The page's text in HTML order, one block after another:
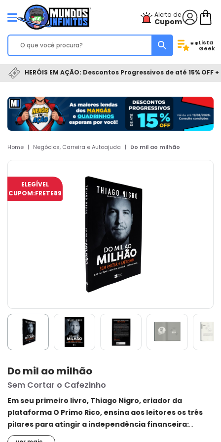
Alerta de
Cupom
**Lista
Geek
HERÓIS EM AÇÃO: Descontos Progressivos de até 15% OFF
Home | Negócios, Carreira e Autoajuda | Do mil ao milhão
ELEGÍVEL
CUPOM:FRETE89
Do mil ao milhão
Sem Cortar o Cafezinho
Em seu primeiro livro, Thiago Nigro, criador da
plataforma O Primo Rico, ensina aos leitores os três
pilares para atingir a independência financeira:
gastar bem, investir melhor e ganhar mais.